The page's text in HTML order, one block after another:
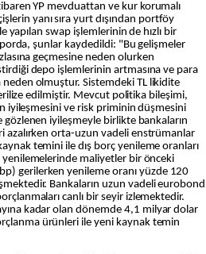
YP mevduattan ve kur korumalı
yanı sıra yurt dışından portföy
yapılan swap işlemlerinin de hızlı bir
şunlar kaydedildi: "Bu gelişmeler
geçmesine neden olurken
depo işlemlerinin artmasına ve para
neden olmuştur. Sistemdeki TL likidite
edilmiştir. Mevcut politika bileşimi,
iyileşmesini ve risk priminin düşmesini
gözlenen iyileşmeyle birlikte bankaların
azalırken orta-uzun vadeli enstrümanlar
temini ile dış borç yenileme oranları
yenilemelerinde maliyetler bir önceki
gerilerken yenileme oranı yüzde 120
Bankaların uzun vadeli eurobond
canlı bir seyir izlemektedir.
kadar olan dönemde 4,1 milyar dolar
ürünleri ile yeni kaynak temin